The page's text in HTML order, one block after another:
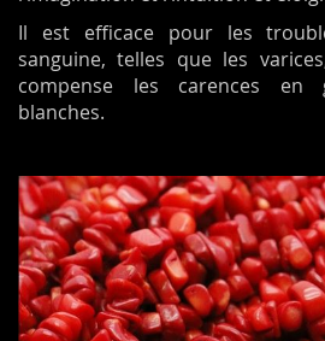
Il est efficace pour les
sanguine, telles que les
compense les carences en
blanches.